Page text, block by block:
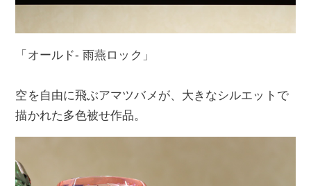
「オールド- 雨燕ロック」
空を自由に飛ぶアマツバメが、大きなシルエットで
描かれた多色被せ作品。